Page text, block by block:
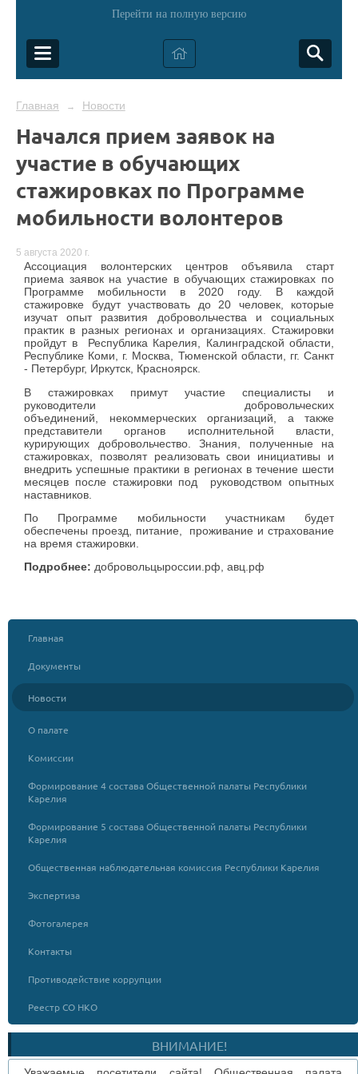
Перейти на полную версию
Главная → Новости
Начался прием заявок на
участие в обучающих
стажировках по Программе
мобильности волонтеров
5 августа 2020 г.
Ассоциация волонтерских центров объявила старт
приема заявок на участие в обучающих стажировках по
Программе мобильности в 2020 году. В каждой
стажировке будут участвовать до 20 человек, которые
изучат опыт развития добровольчества и социальных
практик в разных регионах и организациях. Стажировки
пройдут в Республика Карелия, Калинградской области,
Республике Коми, г. Москва, Тюменской области, гг. Санкт
- Петербург, Иркутск, Красноярск.
В стажировках примут участие специалисты и
руководители добровольческих
объединений, некоммерческих организаций, а также
представители органов исполнительной власти,
курирующих добровольчество. Знания, полученные на
стажировках, позволят реализовать свои инициативы и
внедрить успешные практики в регионах в течение шести
месяцев после стажировки под руководством опытных
наставников.
По Программе мобильности участникам будет
обеспечены проезд, питание, проживание и страхование
на время стажировки.
Подробнее: добровольцыроссии.рф, авц.рф
Главная
Документы
Новости
О палате
Комиссии
Формирование 4 состава Общественной палаты Республики
Карелия
Формирование 5 состава Общественной палаты Республики
Карелия
Общественная наблюдательная комиссия Республики Карелия
Экспертиза
Фотогалерея
Контакты
Противодействие коррупции
Реестр СО НКО
ВНИМАНИЕ!